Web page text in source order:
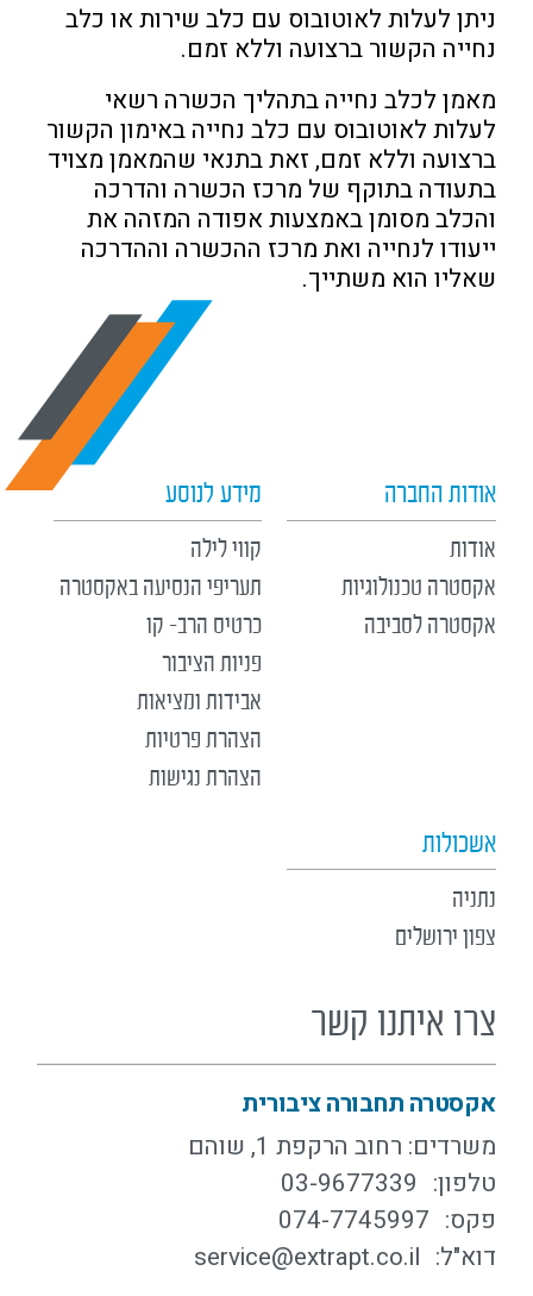
ניתן לעלות לאוטובוס עם כלב שירות או כלב
נחייה הקשור ברצועה וללא זמם.
מאמן לכלב נחייה בתהליך הכשרה רשאי
לעלות לאוטובוס עם כלב נחייה באימון הקשור
ברצועה וללא זמם, זאת בתנאי שהמאמן מצויד
בתעודה בתוקף של מרכז הכשרה והדרכה
והכלב מסומן באמצעות אפודה המזהה את
ייעודו לנחייה ואת מרכז ההכשרה וההדרכה
שאליו הוא משתייך.
צרו איתנו קשר
אקסטרה תחבורה ציבורית
משרדים: רחוב הרקפת 1, שוהם
טלפון: 03-9677339
פקס: 074-7745997
דוא"ל: service@extrapt.co.il
אודות החברה
אודות
אקסטרה טכנולוגיות
אקסטרה לסביבה
מידע לנוסע
קווי לילה
תעריפי הנסיעה באקסטרה
כרטיס הרב- קו
פניות הציבור
אבידות ומציאות
הצהרת פרטיות
הצהרת נגישות
אשכולות
נתניה
צפון ירושלים